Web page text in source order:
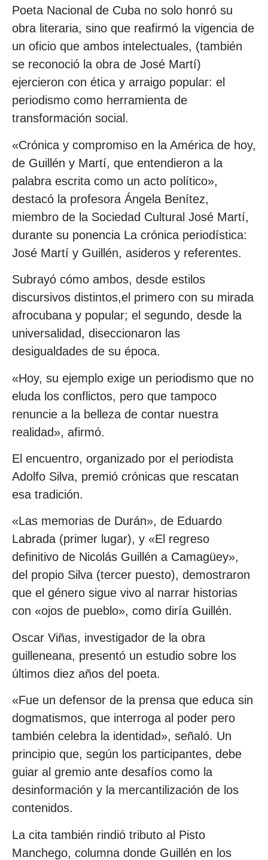
Poeta Nacional de Cuba no solo honró su
obra literaria, sino que reafirmó la vigencia de
un oficio que ambos intelectuales, (también
se reconoció la obra de José Martí)
ejercieron con ética y arraigo popular: el
periodismo como herramienta de
transformación social.
«Crónica y compromiso en la América de hoy,
de Guillén y Martí, que entendieron a la
palabra escrita como un acto político»,
destacó la profesora Ángela Benítez,
miembro de la Sociedad Cultural José Martí,
durante su ponencia La crónica periodística:
José Martí y Guillén, asideros y referentes.
Subrayó cómo ambos, desde estilos
discursivos distintos,el primero con su mirada
afrocubana y popular; el segundo, desde la
universalidad, diseccionaron las
desigualdades de su época.
«Hoy, su ejemplo exige un periodismo que no
eluda los conflictos, pero que tampoco
renuncie a la belleza de contar nuestra
realidad», afirmó.
El encuentro, organizado por el periodista
Adolfo Silva, premió crónicas que rescatan
esa tradición.
«Las memorias de Durán», de Eduardo
Labrada (primer lugar), y «El regreso
definitivo de Nicolás Guillén a Camagüey»,
del propio Silva (tercer puesto), demostraron
que el género sigue vivo al narrar historias
con «ojos de pueblo», como diría Guillén.
Oscar Viñas, investigador de la obra
guilleneana, presentó un estudio sobre los
últimos diez años del poeta.
«Fue un defensor de la prensa que educa sin
dogmatismos, que interroga al poder pero
también celebra la identidad», señaló. Un
principio que, según los participantes, debe
guiar al gremio ante desafíos como la
desinformación y la mercantilización de los
contenidos.
La cita también rindió tributo al Pisto
Manchego, columna donde Guillén en los